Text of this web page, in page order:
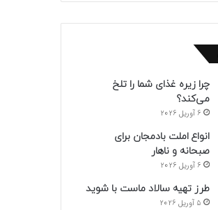
چرا زیره غذای شما را تلخ
می‌کند؟
6 آوریل 2026
انواع املت بادمجان برای
صبحانه و ناهار
6 آوریل 2026
طرز تهیه سالاد ماست با شوید
5 آوریل 2026